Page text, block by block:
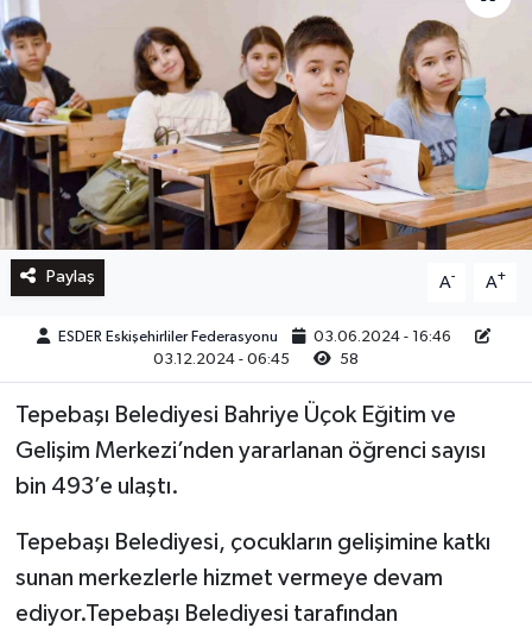
Paylaş A- A+
ESDER Eskişehirliler Federasyonu
03.06.2024 - 16:46
03.12.2024 - 06:45
58
Tepebaşı Belediyesi Bahriye Üçok Eğitim ve
Gelişim Merkezi’nden yararlanan öğrenci sayısı
bin 493’e ulaştı.
Tepebaşı Belediyesi, çocukların gelişimine katkı
sunan merkezlerle hizmet vermeye devam
ediyor.Tepebaşı Belediyesi tarafından